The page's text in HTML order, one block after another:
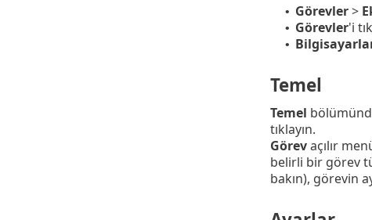
• Görevler>
• Görevler'i
•
Temel
Temel
tıklayın.
Görevaçılır
belirli bir görev
bakın), görevin